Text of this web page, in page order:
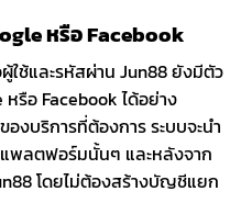
หรือ Facebook
ใช้และรหัสผ่าน Jun88 ยังมีตัว
รือ Facebook ได้อย่าง
งบริการที่ต้องการ ระบบจะนำ
พลตฟอร์มนั้นๆ และหลังจาก
โดยไม่ต้องสร้างบัญชีแยก